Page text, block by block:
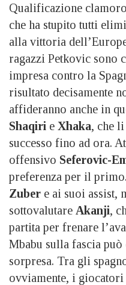
Qualificazione
che ha stupito tutti
alla vittoria
ragazzi Petkovic sono
impresa contro la
risultato decisamente
affideranno anche in
Shaqiri e Xhaka, che
successo fino ad ora.
offensivo Seferovic-
preferenza per il
Zuber e ai suoi assist,
sottovalutare Akanji,
partita per frenare
Mbabu sulla fascia
sorpresa. Tra gli
ovviamente, i giocatori